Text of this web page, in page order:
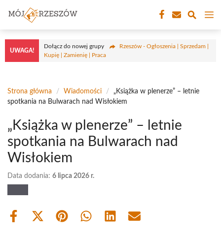
treści
UWAGA!
Dołącz do nowej grupy
Rzeszów - Ogłoszenia | Sprzedam |
Kupię | Zamienię | Praca
Strona główna / Wiadomości /
„Książka w plenerze” – letnie
spotkania na Bulwarach nad Wisłokiem
„Książka w plenerze” – letnie
spotkania na Bulwarach nad
Wisłokiem
Data dodania: 6 lipca 2026 r.
Share
Share Share Share Share Share